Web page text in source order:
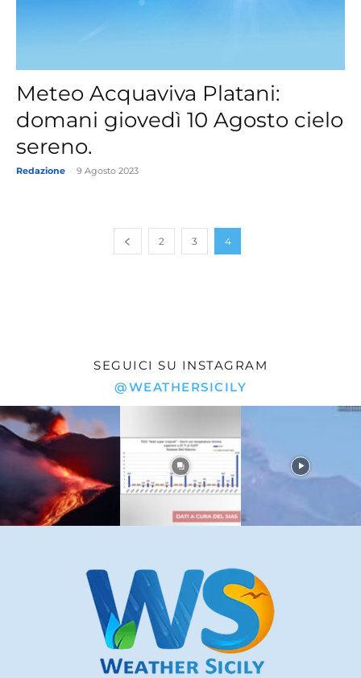
Meteo Acquaviva Platani:
domani giovedì 10 Agosto cielo
sereno.
Redazione 9 Agosto 2023
2 3 4
SEGUICI SU INSTAGRAM
@WEATHERSICILY